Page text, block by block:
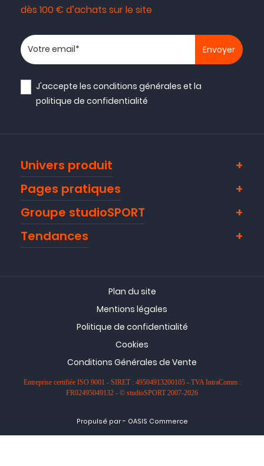
dès 100 € d’achats sur le site
Votre adresse email
J'accepte lesconditions générales et la
politique de confidentialité
Univers produit
Pages pratiques
Groupe studioSPORT
Tendances
Plan du site
Mentions légales
Politique de confidentialité
Cookies
Conditions Générales de Vente
Entreprise certifiée ISO 9001 - SIRET : 49504913200105 - TVA IntraComm :
FR02495049132 - © studioSPORT 2007-2026
Propulsé par- OASIS Commerce